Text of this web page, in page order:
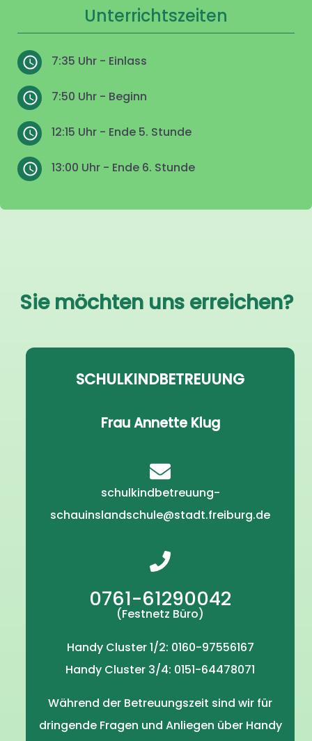
Unterrichtszeiten
7:35 Uhr - Einlass
7:50 Uhr - Beginn
12:15 Uhr - Ende 5. Stunde
13:00 Uhr - Ende 6. Stunde
Sie möchten uns erreichen?
SCHULKINDBETREUUNG
Frau Annette Klug
schulkindbetreuung-
schauinslandschule@stadt.freiburg.de
0761-61290042
(Festnetz Büro)
Handy Cluster 1/2: 0160-97556167
Handy Cluster 3/4: 0151-64478071
Während der Betreuungszeit sind wir für
dringende Fragen und Anliegen über Handy